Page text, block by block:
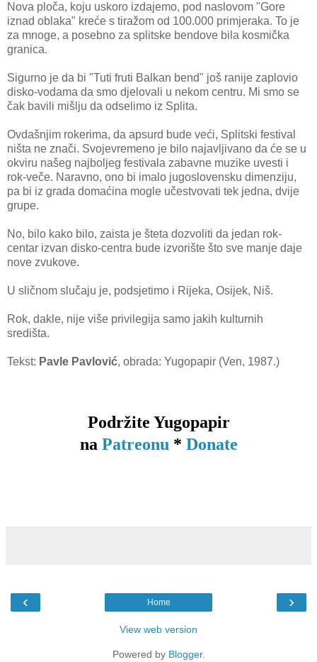
Nova ploča, koju uskoro izdajemo, pod naslovom "Gore
iznad oblaka" kreće s tiražom od 100.000 primjeraka. To je
za mnoge, a posebno za splitske bendove bila kosmička
granica.
Sigurno je da bi "Tuti fruti Balkan bend" još ranije zaplovio
disko-vodama da smo djelovali u nekom centru. Mi smo se
čak bavili mišlju da odselimo iz Splita.
Ovdašnjim rokerima, da apsurd bude veći, Splitski festival
ništa ne znači. Svojevremeno je bilo najavljivano da će se u
okviru našeg najboljeg festivala zabavne muzike uvesti i
rok-veče. Naravno, ono bi imalo jugoslovensku dimenziju,
pa bi iz grada domaćina mogle učestvovati tek jedna, dvije
grupe.
No, bilo kako bilo, zaista je šteta dozvoliti da jedan rok-
centar izvan disko-centra bude izvorište što sve manje daje
nove zvukove.
U sličnom slučaju je, podsjetimo i Rijeka, Osijek, Niš.
Rok, dakle, nije više privilegija samo jakih kulturnih
središta.
Tekst: Pavle Pavlović, obrada: Yugopapir (Ven, 1987.)
Podržite Yugopapir
na Patreonu* Donate
‹ ›
Home
View web version
Powered by Blogger.